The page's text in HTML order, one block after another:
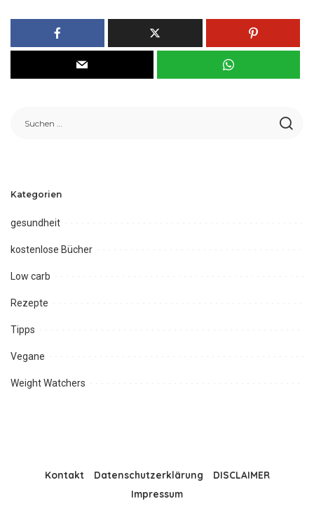
Kategorien
gesundheit
kostenlose Bücher
Low carb
Rezepte
Tipps
Vegane
Weight Watchers
Kontakt Datenschutzerklärung
DISCLAIMER
Impressum